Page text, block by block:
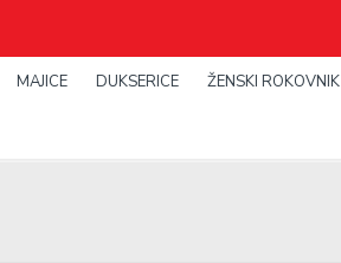
MAJICE DUKSERICE ŽENSKI ROKOVNIK